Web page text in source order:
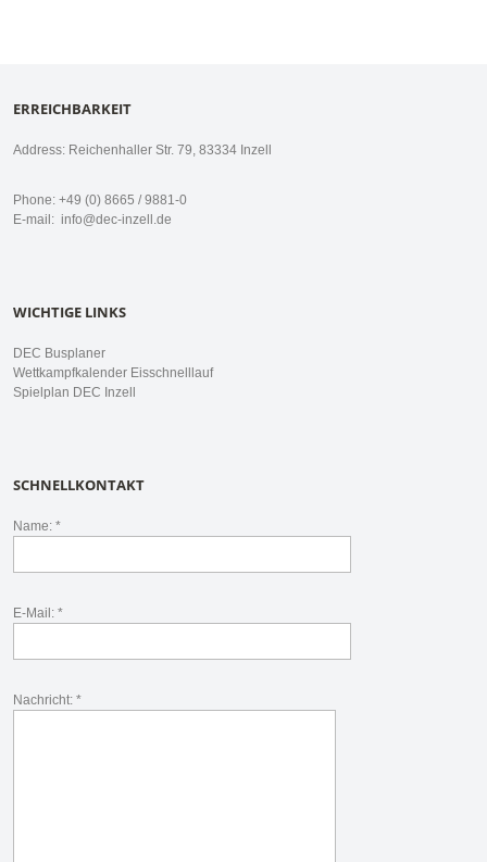
ERREICHBARKEIT
Address: Reichenhaller Str. 79, 83334 Inzell
Phone: +49 (0) 8665 / 9881-0
E-mail: info@dec-inzell.de
WICHTIGE LINKS
DEC Busplaner
Wettkampfkalender Eisschnelllauf
Spielplan DEC Inzell
SCHNELLKONTAKT
Name: *
E-Mail: *
Nachricht: *